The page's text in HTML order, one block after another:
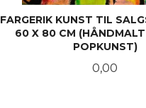
FARGERIK KUNST TIL
60 X 80 CM (HÅNDMALT
POPKUNST)
Pris
0,00